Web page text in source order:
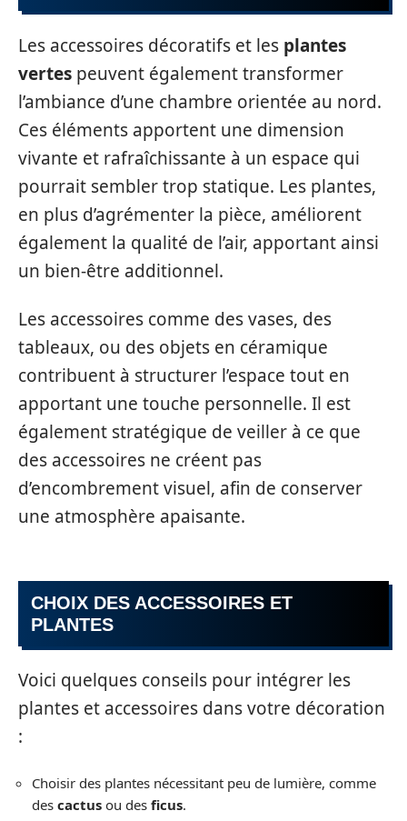
Les accessoires décoratifs et les plantes
vertes peuvent également transformer
l’ambiance d’une chambre orientée au nord.
Ces éléments apportent une dimension
vivante et rafraîchissante à un espace qui
pourrait sembler trop statique. Les plantes,
en plus d’agrémenter la pièce, améliorent
également la qualité de l’air, apportant ainsi
un bien-être additionnel.
Les accessoires comme des vases, des
tableaux, ou des objets en céramique
contribuent à structurer l’espace tout en
apportant une touche personnelle. Il est
également stratégique de veiller à ce que
des accessoires ne créent pas
d’encombrement visuel, afin de conserver
une atmosphère apaisante.
CHOIX DES ACCESSOIRES ET
PLANTES
Voici quelques conseils pour intégrer les
plantes et accessoires dans votre décoration
:
Choisir des plantes nécessitant peu de lumière, comme
des cactus ou des ficus.